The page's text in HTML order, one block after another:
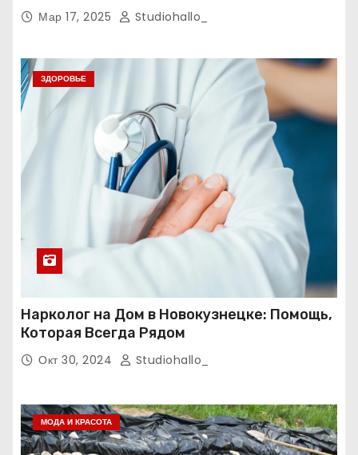
Мар 17, 2025 Studiohallo_
ЗДОРОВЬЕ
Нарколог на Дом в Новокузнецке: Помощь,
Которая Всегда Рядом
Окт 30, 2024 Studiohallo_
МОДА И КРАСОТА